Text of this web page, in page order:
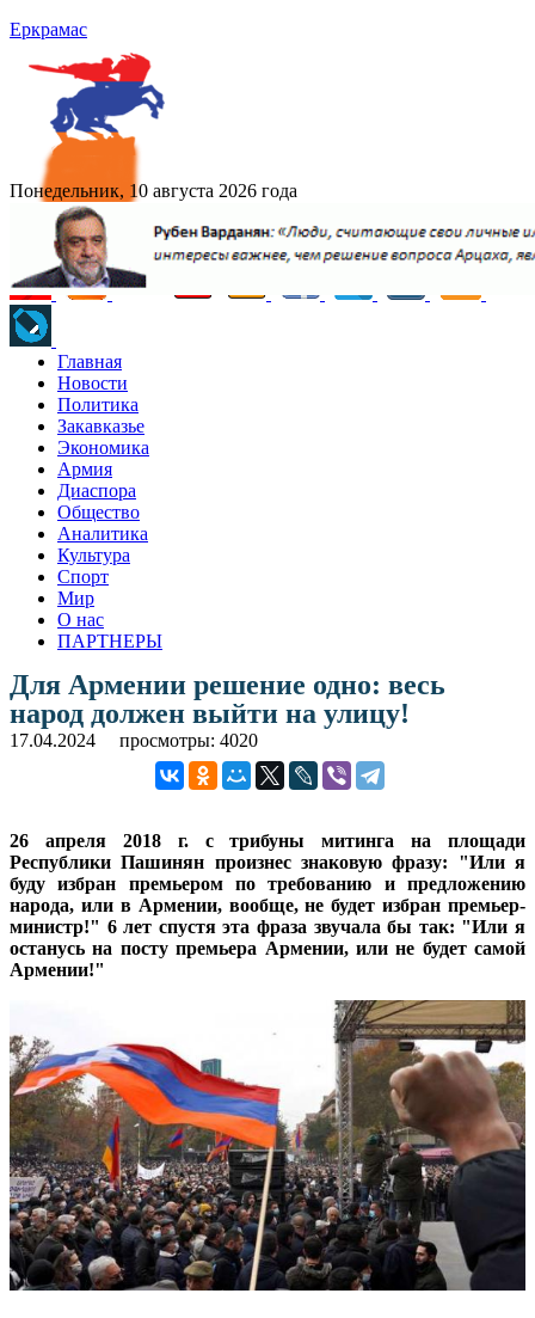
Еркрамас
Понедельник, 10 августа 2026 года
Главная
Новости
Политика
Закавказье
Экономика
Армия
Диаспора
Общество
Аналитика
Культура
Спорт
Мир
О нас
ПАРТНЕРЫ
Для Армении решение одно: весь
народ должен выйти на улицу!
17.04.2024 просмотры: 4020
26 апреля 2018 г. с трибуны митинга на площади
Республики Пашинян произнес знаковую фразу: "Или я
буду избран премьером по требованию и предложению
народа, или в Армении, вообще, не будет избран премьер-
министр!" 6 лет спустя эта фраза звучала бы так: "Или я
останусь на посту премьера Армении, или не будет самой
Армении!"